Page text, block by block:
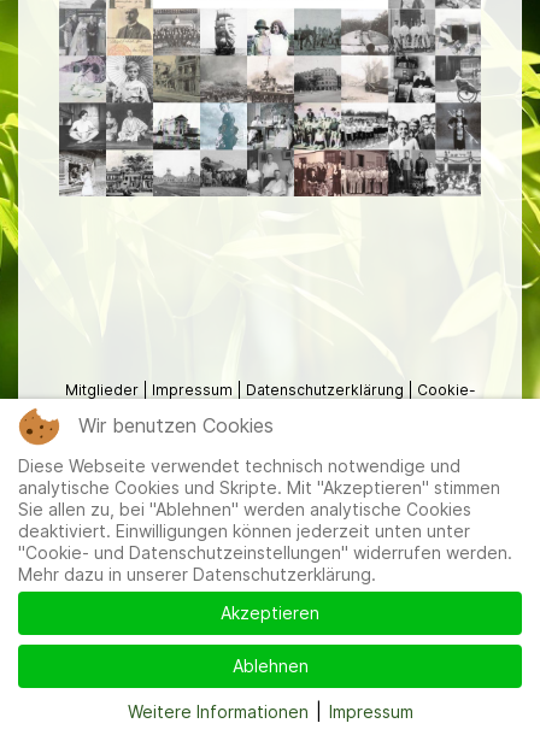
Mitglieder Impressum Datenschutzerklärung
Cookie-
Wir benutzen Cookies
Diese Webseite verwendet technisch notwendige und
analytische Cookies und Skripte. Mit "Akzeptieren" stimmen
Sie allen zu, bei "Ablehnen" werden analytische Cookies
deaktiviert. Einwilligungen können jederzeit unten unter
"Cookie- und Datenschutzeinstellungen" widerrufen werden.
Mehr dazu in unserer Datenschutzerklärung.
Akzeptieren
Ablehnen
Weitere Informationen Impressum